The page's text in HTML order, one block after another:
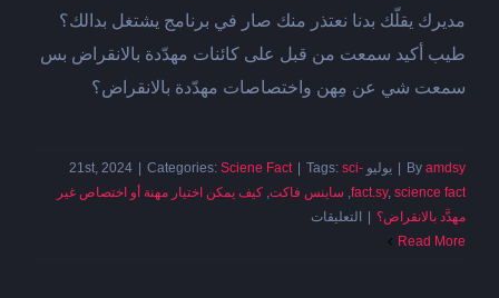
مديرك يقلّك بدنا نعتذر منك صار في برنامج يشتغل بدالك؟
طيب أكيد سمعت من قبل على كائنات مهدّدة بالانقراض بس
سمعت شي عن مِهن واختصاصات مهدّدة بالانقراض؟
Byamdsy
| يوليو 21st, 2024 | Categories:Sciene Fact | Tags:sci-
fact.sy,science fact
, ساينس فاكت, كيف يمكن اختيار مهنة أو اختصاص غير
مهدَّد بالانقراض؟ | التعليقاتعلى
Read More